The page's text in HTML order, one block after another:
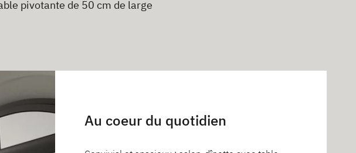
pivotante de 50 cm de large
Au coeur du quotidien